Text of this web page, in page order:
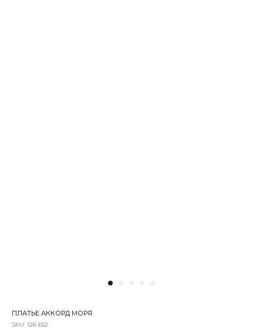
ПЛАТЬЕ АККОРД МОРЯ
SKU: 126 652